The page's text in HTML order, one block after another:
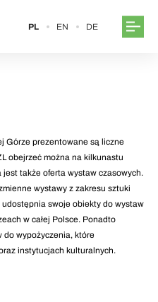
PL EN DE
Górze prezentowane są liczne
obejrzeć można na kilkunastu
jest także oferta wystaw czasowych.
wystawy z zakresu sztuki
swoje obiekty do wystaw
w całej Polsce. Ponadto
wypożyczenia, które
instytucjach kulturalnych.